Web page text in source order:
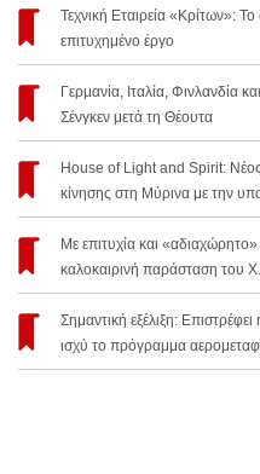
Τεχνική Εταιρεία «Κρίτων»:
επιτυχημένο έργο
Γερμανία, Ιταλία, Φινλανδία
Σένγκεν μετά τη Θέουτα
House of Light and Spirit: Νέος
κίνησης στη Μύρινα με την
Με επιτυχία και
καλοκαιρινή παράσταση
Σημαντική εξέλιξη:
ισχύ το πρόγραμμα